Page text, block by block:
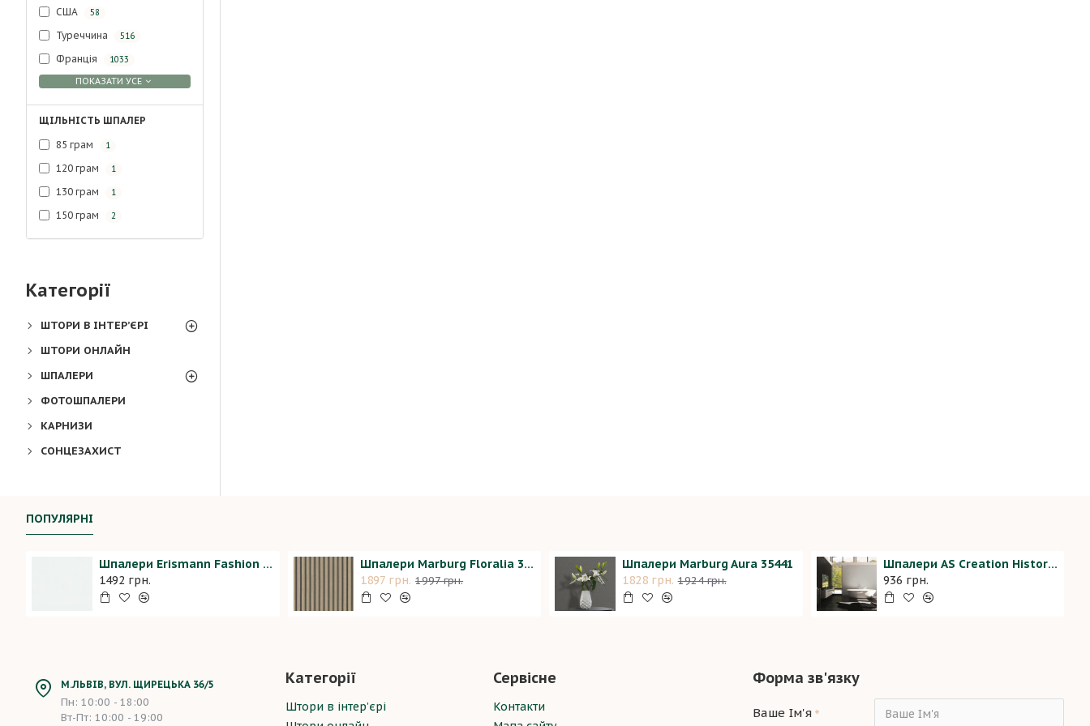
США 58
Туреччина 516
Франція 1033
ПОКАЗАТИ УСЕ
ЩІЛЬНІСТЬ ШПАЛЕР
85 грам 1
120 грам 1
130 грам 1
150 грам 2
Категорії
ШТОРИ В ІНТЕР’ЄРІ
ШТОРИ ОНЛАЙН
ШПАЛЕРИ
ФОТОШПАЛЕРИ
КАРНИЗИ
СОНЦЕЗАХИСТ
ПОПУЛЯРНІ
Шпалери Erismann Fashion For Walls 2 12035-01
1492 грн.
Шпалери Marburg Floralia 33910
1897 грн. 1997 грн.
Шпалери Marburg Aura 35441
1828 грн. 1924 грн.
Шпалери AS Creation History of Art 37656-9
936 грн.
М.ЛЬВІВ, ВУЛ. ЩИРЕЦЬКА 36/5
Пн: 10:00 - 18:00
Вт-Пт: 10:00 - 19:00
Категорії
Штори в інтер’єрі
Сервісне
Контакти
Форма зв'язку
Ваше Ім'я